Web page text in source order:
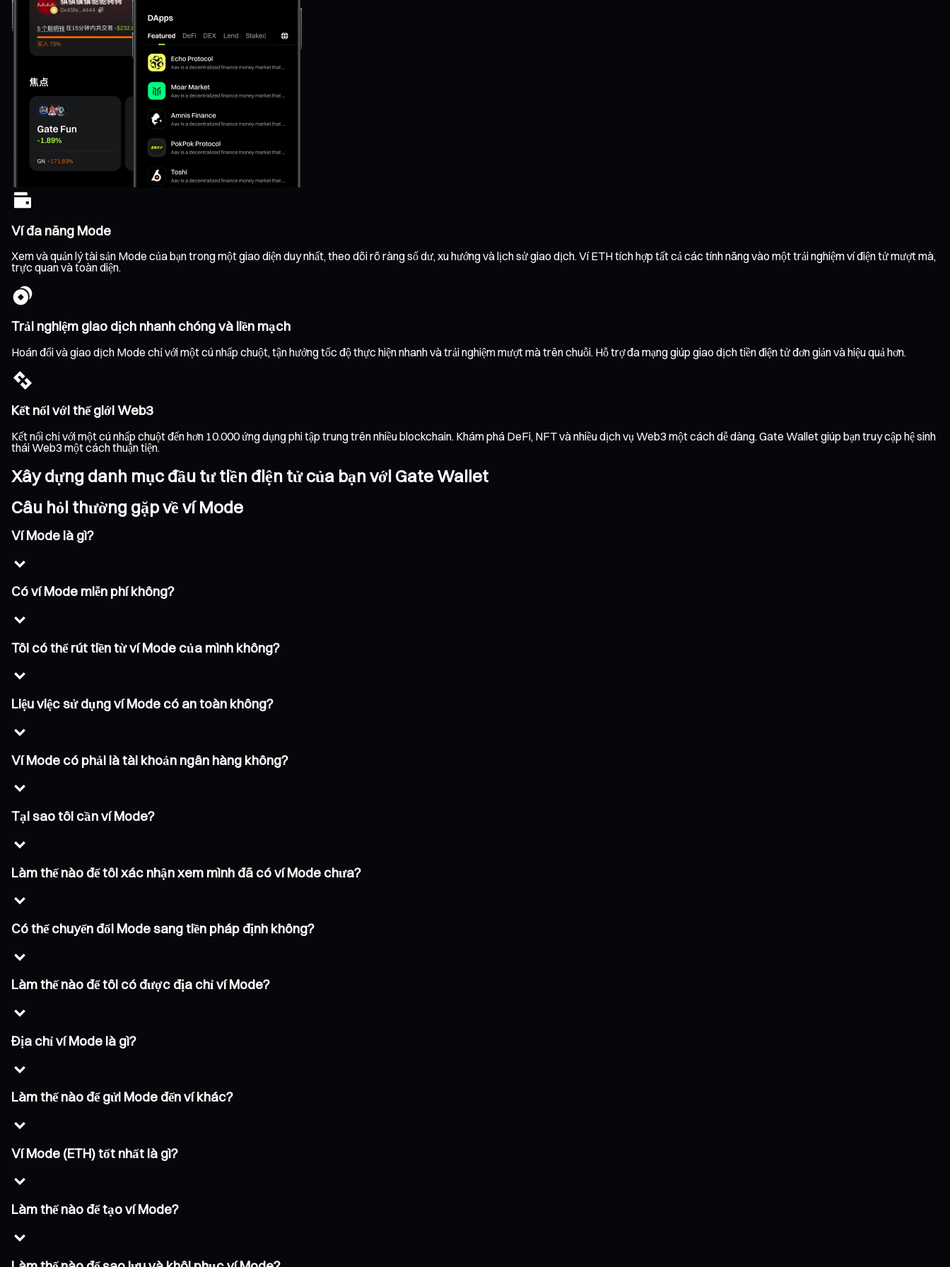
Ví đa năng Mode
Xem và quản lý tài sản Mode của bạn trong một giao diện duy nhất, theo dõi rõ ràng số dư, xu hướng và lịch sử giao dịch. Ví ETH tích hợp tất cả các tính năng vào một trải nghiệm ví điện tử mượt mà,
trực quan và toàn diện.
Trải nghiệm giao dịch nhanh chóng và liền mạch
Hoán đổi và giao dịch Mode chỉ với một cú nhấp chuột, tận hưởng tốc độ thực hiện nhanh và trải nghiệm mượt mà trên chuỗi. Hỗ trợ đa mạng giúp giao dịch tiền điện tử đơn giản và hiệu quả hơn.
Kết nối với thế giới Web3
Kết nối chỉ với một cú nhấp chuột đến hơn 10.000 ứng dụng phi tập trung trên nhiều blockchain. Khám phá DeFi, NFT và nhiều dịch vụ Web3 một cách dễ dàng. Gate Wallet giúp bạn truy cập hệ sinh
thái Web3 một cách thuận tiện.
Xây dựng danh mục đầu tư tiền điện tử của bạn với Gate Wallet
Câu hỏi thường gặp về ví Mode
Ví Mode là gì?
Có ví Mode miễn phí không?
Tôi có thể rút tiền từ ví Mode của mình không?
Liệu việc sử dụng ví Mode có an toàn không?
Ví Mode có phải là tài khoản ngân hàng không?
Tại sao tôi cần ví Mode?
Làm thế nào để tôi xác nhận xem mình đã có ví Mode chưa?
Có thể chuyển đổi Mode sang tiền pháp định không?
Làm thế nào để tôi có được địa chỉ ví Mode?
Địa chỉ ví Mode là gì?
Làm thế nào để gửi Mode đến ví khác?
Ví Mode (ETH) tốt nhất là gì?
Làm thế nào để tạo ví Mode?